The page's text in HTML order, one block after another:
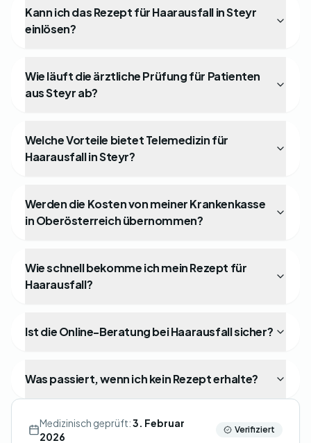
Kann ich das Rezept für Haarausfall in Steyr
einlösen?
Wie läuft die ärztliche Prüfung für Patienten
aus Steyr ab?
Welche Vorteile bietet Telemedizin für
Haarausfall in Steyr?
Werden die Kosten von meiner Krankenkasse
in Oberösterreich übernommen?
Wie schnell bekomme ich mein Rezept für
Haarausfall?
Ist die Online-Beratung bei Haarausfall sicher?
Was passiert, wenn ich kein Rezept erhalte?
Medizinisch geprüft:3. Februar
2026
Verifiziert